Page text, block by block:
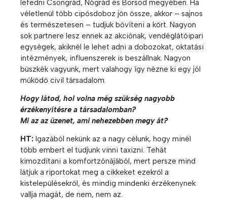
lefedni Csongrád, Nógrád és Borsod megyében. Ha
véletlenül több cipősdoboz jön össze, akkor – sajnos
és természetesen – tudjuk bővíteni a kört. Nagyon
sok partnere lesz ennek az akciónak, vendéglátóipari
egységek, akiknél le lehet adni a dobozokat, oktatási
intézmények, influenszerek is beszállnak. Nagyon
büszkék vagyunk, mert valahogy így nézne ki egy jól
működő civil társadalom.
Hogy látod, hol volna még szükség nagyobb
érzékenyítésre a társadalomban?
Mi az az üzenet, ami nehezebben megy át?
HT: Igazából nekünk az a nagy célunk, hogy minél
több embert el tudjunk vinni taxizni. Tehát
kimozdítani a komfortzónájából, mert persze mind
látjuk a riportokat meg a cikkeket ezekről a
kistelepülésekről, és mindig mindenki érzékenynek
vallja magát, de nem, nem az.